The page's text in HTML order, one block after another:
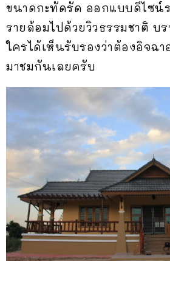
ขนาดกะทัดรัด ออกแบบดีไซน์
รายล้อมไปด้วยวิวธรรมชาติ บ
ใครได้เห็นรับรองว่าต้องอิจฉ
มาชมกันเลยครับ